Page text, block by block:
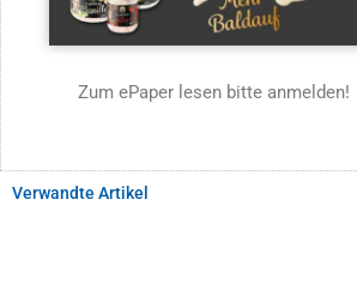
Zum ePaper lesen bitte anmelden!
Verwandte Artikel